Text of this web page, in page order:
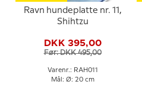
Ravn hundeplatte nr. 11,
Shihtzu
DKK 395,00
Før: DKK 495,00
Varenr.: RAH011
Mål: Ø: 20 cm